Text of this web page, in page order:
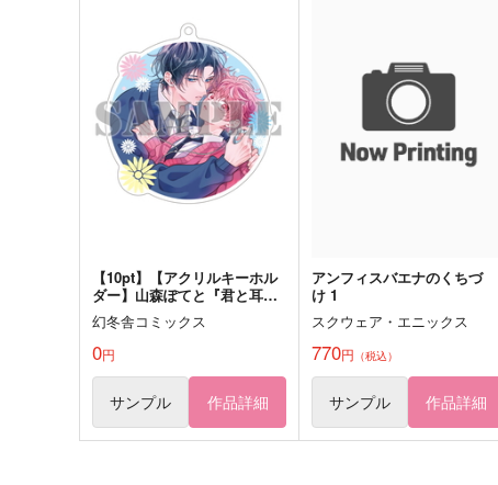
おともだちはじめました。
mauve latte
715円（税込）
柴大寿×三ツ谷隆
ルナとやさしいおにいちゃん
ハブハブランチ
（税込）
柴大寿×三ツ谷隆
【10pt】【アクリルキーホル
ダー】山森ぽてと『君と耳か
ら恋をする』(とらのあなBL
コミックフェア2026)
幻冬舎コミックス
0円
サンプル 作品詳細
アンフィスバエナのくちづ
け 1
スクウェア・エニックス
770円 （税込）
サンプル 作品詳細